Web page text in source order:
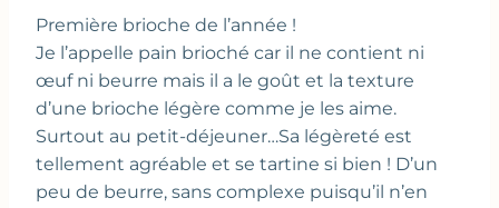
Première brioche de l’année !
Je l’appelle pain brioché car il ne contient ni
œuf ni beurre mais il a le goût et la texture
d’une brioche légère comme je les aime.
Surtout au petit-déjeuner…Sa légèreté est
tellement agréable et se tartine si bien ! D’un
peu de beurre, sans complexe puisqu’il n’en